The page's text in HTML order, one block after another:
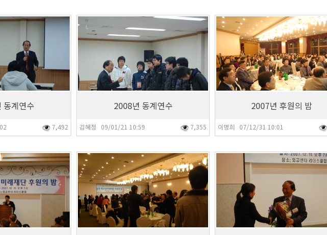
동계연수
7,492
7,355
2008년 동계연수
김혜정 09/01/21 10:59 7,355
8,843
2007년 후원의 밤
이명희 07/12/31 10:01
7,837